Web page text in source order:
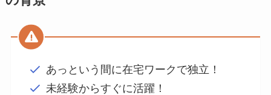
あっという間に在宅ワークで独立！
未経験からすぐに活躍！